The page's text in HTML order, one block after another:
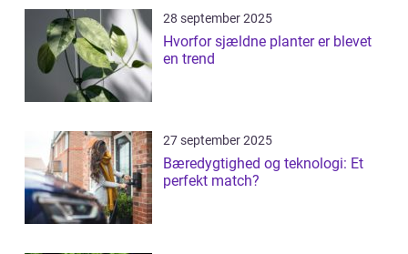
28 september 2025
Hvorfor sjældne planter er blevet
en trend
27 september 2025
Bæredygtighed og teknologi: Et
perfekt match?